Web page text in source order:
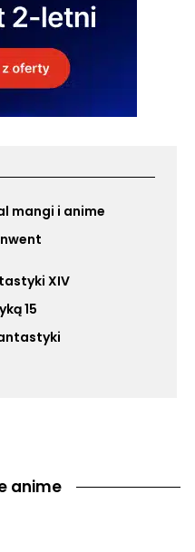
mangi i anime
XIV
15
anime